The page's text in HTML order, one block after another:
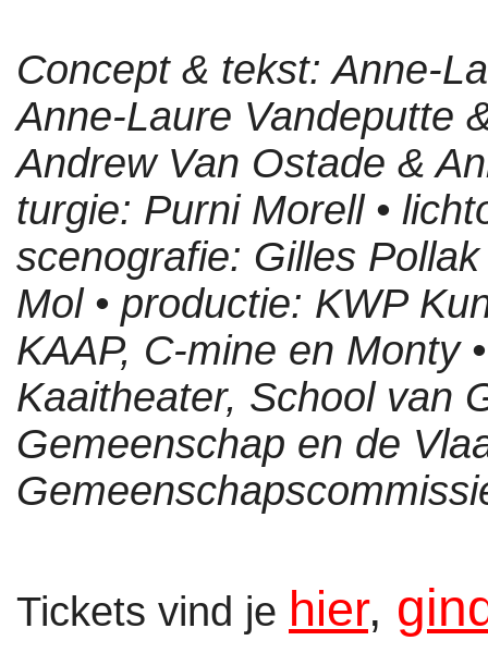
Con­cept & tekst: Anne-
Anne-Laure Vandeputte
Andrew Van Ostade &
tur­gie: Purni Morell •
sce­no­gra­fie: Gilles
Mol • productie: KWP
KAAP, C-mine en Monty
Kaaitheater, School van
Gemeenschap en de
Tickets vind je hier,